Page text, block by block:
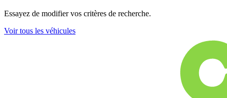
Essayez de modifier vos critères de recherche.
Voir tous les véhicules